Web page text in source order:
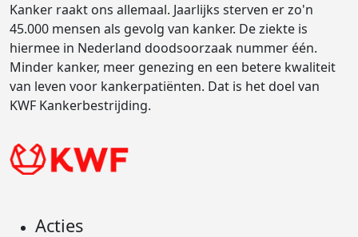
Kanker raakt ons allemaal. Jaarlijks sterven er zo'n
45.000 mensen als gevolg van kanker. De ziekte is
hiermee in Nederland doodsoorzaak nummer één.
Minder kanker, meer genezing en een betere kwaliteit
van leven voor kankerpatiënten. Dat is het doel van
KWF Kankerbestrijding.
Acties